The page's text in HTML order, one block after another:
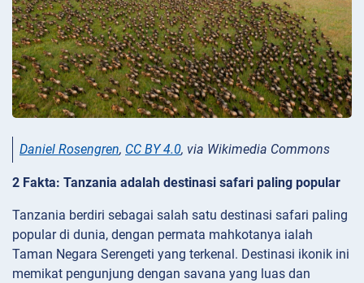
Daniel Rosengren, CC BY 4.0, via Wikimedia Commons
2 Fakta: Tanzania adalah destinasi safari paling popular
Tanzania berdiri sebagai salah satu destinasi safari paling
popular di dunia, dengan permata mahkotanya ialah
Taman Negara Serengeti yang terkenal. Destinasi ikonik ini
memikat pengunjung dengan savana yang luas dan